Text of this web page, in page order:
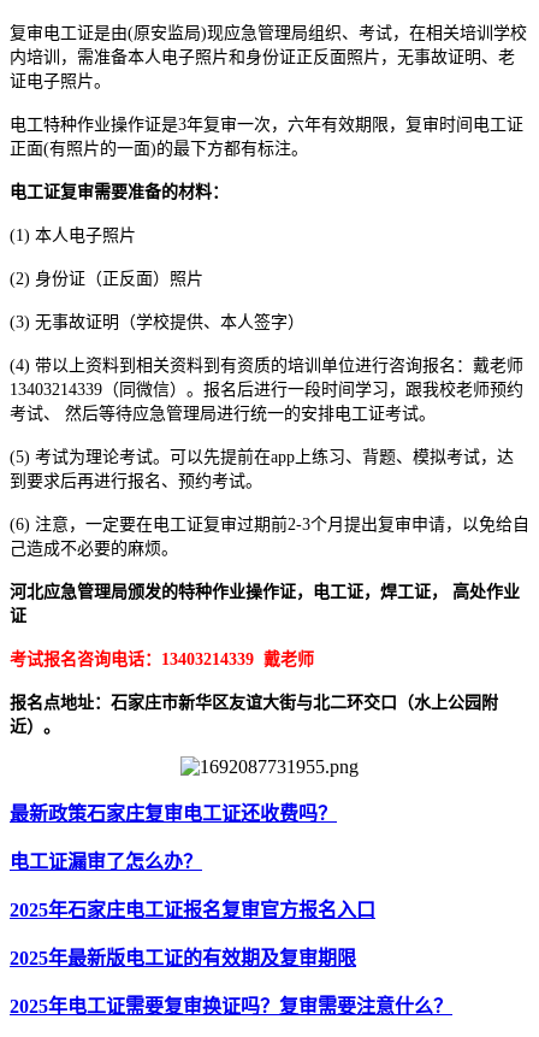
复审电工证是由(原安监局)现应急管理局组织、考试，在相关培训学校
内培训，需准备本人电子照片和身份证正反面照片，无事故证明、老
证电子照片。
电工特种作业操作证是3年复审一次，六年有效期限，复审时间电工证
正面(有照片的一面)的最下方都有标注。
电工证复审需要准备的材料：
(1) 本人电子照片
(2) 身份证（正反面）照片
(3) 无事故证明（学校提供、本人签字）
(4) 带以上资料到相关资料到有资质的培训单位进行咨询报名：戴老师
13403214339（同微信）。报名后进行一段时间学习，跟我校老师预约
考试、 然后等待应急管理局进行统一的安排电工证考试。
(5) 考试为理论考试。可以先提前在app上练习、背题、模拟考试，达
到要求后再进行报名、预约考试。
(6) 注意，一定要在电工证复审过期前2-3个月提出复审申请，以免给自
己造成不必要的麻烦。
河北应急管理局颁发的特种作业操作证，电工证，焊工证， 高处作业
证
考试报名咨询电话：13403214339 戴老师
报名点地址：石家庄市新华区友谊大街与北二环交口（水上公园附
近）。
最新政策石家庄复审电工证还收费吗？
电工证漏审了怎么办？
2025年石家庄电工证报名复审官方报名入口
2025年最新版电工证的有效期及复审期限
2025年电工证需要复审换证吗？复审需要注意什么？